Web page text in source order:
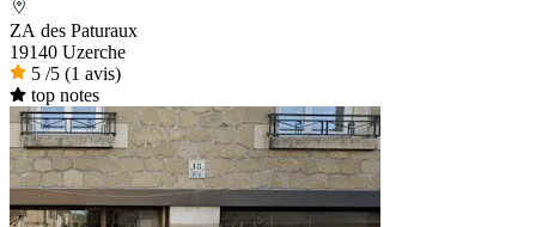
ZA des Paturaux
19140 Uzerche
5 /5 (1 avis)
top notes